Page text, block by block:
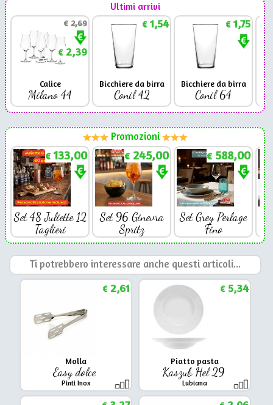
Ultimi arrivi
€2,69
€2,39
Calice
Milano 44
€1,54
Bicchiere da birra
Conil 42
€1,75
Bicchiere da birra
Conil 64
Promozioni
€ 133,00
Set 48 Juliette 12
Taglieri
€ 245,00
Set 96 Ginevra
Spritz
€ 588,00
Set Grey Perlage
Fino
Ti potrebbero interessare anche questi articoli...
Molla
Easy dolce
Pinti Inox
€2,61
Piatto pasta
Kaszub Hel 29
Lubiana
€5,34